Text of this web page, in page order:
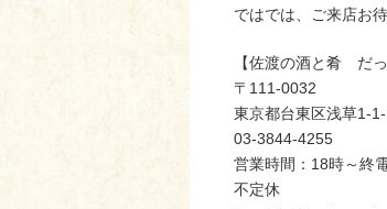
ではでは、ご来店お
【佐渡の酒と肴 だっ
〒111-0032
東京都台東区浅草1-
03-3844-4255
営業時間：18時～終
不定休